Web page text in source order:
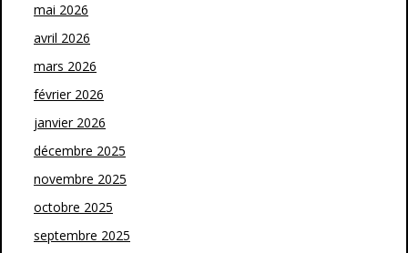
mai 2026
avril 2026
mars 2026
février 2026
janvier 2026
décembre 2025
novembre 2025
octobre 2025
septembre 2025